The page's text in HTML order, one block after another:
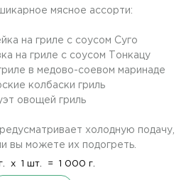
мясное ассорти:
на гриле с соусом Суго
на гриле с соусом Тонкацу
в медово-соевом маринаде
колбаски гриль
овощей гриль
холодную подачу,
вы можете их подогреть.
x 1 шт. = 1 000 г.